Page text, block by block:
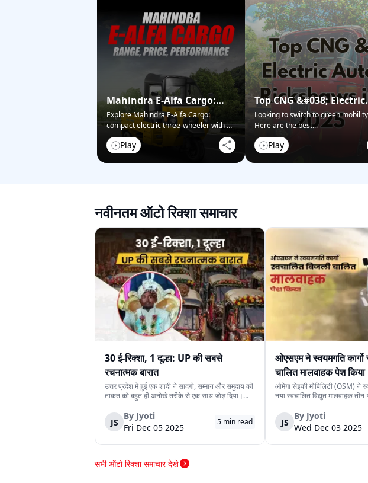
Mahindra E-Alfa Cargo:
Range, Price, Performance
Explore Mahindra E-Alfa Cargo:
compact electric three-wheeler with 95
km...
Play
Top CNG &#038; Electric
Auto Rickshaws in 2025
Looking to switch to green
Here are the best...
Play
नवीनतम ऑटो रिक्शा समाचार
30 ई-रिक्शा, 1 दूल्हा: UP की सबसे
रचनात्मक बारात
उत्तर प्रदेश में हुई एक शादी ने सादगी, सम्मान और समुदाय की
ताकत को बहुत ही अनोखे तरीके से एक साथ जोड़ दिया।
वाहन की व्यवस्था करने के लिये पर्याप्त साधन नहीं थे।
लेकिन दोस्ती की भावना ने उस...
JS
By Jyoti
Fri Dec 05 2025
5 min read
ओएसएम ने स्वयमगति कार्गो
चालित मालवाहक पेश किया
ओमेगा सेइकी मोबिलिटी (OSM) ने
नया स्वचालित विद्युत मालवाहक
के स्वचालित यात्री संस्करण के बाद
लिये प्रस्तुत किया गया दूसरा
JS
By Jyoti
Wed Dec 03 2025
सभी ऑटो रिक्शा समाचार देखे